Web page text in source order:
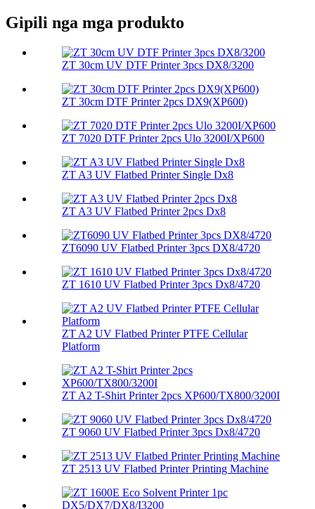
Gipili nga mga produkto
ZT 30cm UV DTF Printer 3pcs DX8/3200
ZT 30cm DTF Printer 2pcs DX9(XP600)
ZT 7020 DTF Printer 2pcs Ulo 3200I/XP600
ZT A3 UV Flatbed Printer Single Dx8
ZT A3 UV Flatbed Printer 2pcs Dx8
ZT6090 UV Flatbed Printer 3pcs DX8/4720
ZT 1610 UV Flatbed Printer 3pcs Dx8/4720
ZT A2 UV Flatbed Printer PTFE Cellular
Platform
ZT A2 T-Shirt Printer 2pcs XP600/TX800/3200I
ZT 9060 UV Flatbed Printer 3pcs Dx8/4720
ZT 2513 UV Flatbed Printer Printing Machine